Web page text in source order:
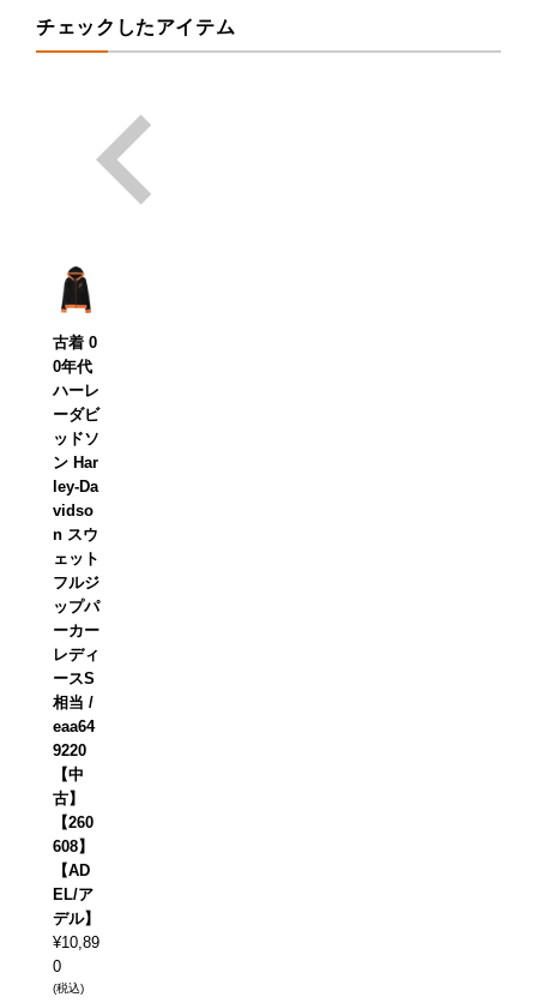
チェックしたアイテム
古着 0
0年代
ハーレ
ーダビ
ッドソ
ン Har
ley-Da
vidso
n スウ
ェット
フルジ
ップパ
ーカー
レディ
ースS
相当 /
eaa64
9220
【中
古】
【260
608】
【AD
EL/ア
デル】
¥10,89
0
(税込)